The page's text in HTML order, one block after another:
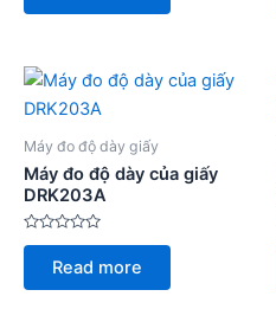
of
Máy đo độ dày giấy
Máy đo độ dày của giấy
DRK203A
Rated
of
Read more